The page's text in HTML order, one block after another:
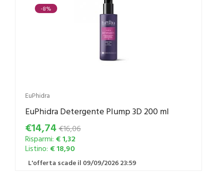
-8%
EuPhidra
EuPhidra Detergente Plump 3D 200 ml
€14,74 €16,06
Risparmi: € 1,32
Listino: € 18,90
L'offerta scade il 09/09/2026 23:59